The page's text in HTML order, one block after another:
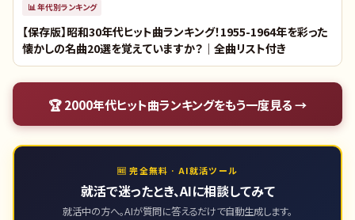
📊年代別ランキング
【保存版】昭和30年代ヒット曲ランキング！1955-1964年を彩った
懐かしの名曲20選を覚えていますか？｜全曲リスト付き
🏆2000年代ヒット曲ランキングをもう一度見る →
🆓 完全無料 · AI就活ツール
就活で迷ったとき、AIに相談してみて
就活中の方へ。AIが質問に答えるだけで自動生成します。